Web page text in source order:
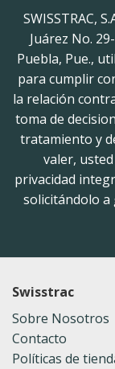
SWISSTRAC,
Juárez No.
Puebla, Pue.,
para cumplir
la relación
toma de
tratamiento y
valer,
privacidad
solicitándolo a
Swisstrac
Sobre Nosotros
Contacto
Políticas de